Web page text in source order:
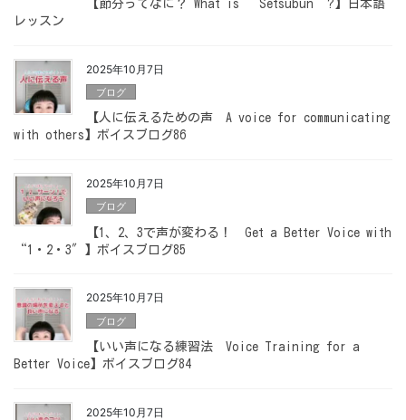
【節分ってなに？ What is “Setsubun”?】日本語
レッスン
2025年10月7日
ブログ
【人に伝えるための声 A voice for communicating
with others】ボイスブログ86
2025年10月7日
ブログ
【1、2、3で声が変わる！ Get a Better Voice with
“1・2・3″】ボイスブログ85
2025年10月7日
ブログ
【いい声になる練習法 Voice Training for a
Better Voice】ボイスブログ84
2025年10月7日